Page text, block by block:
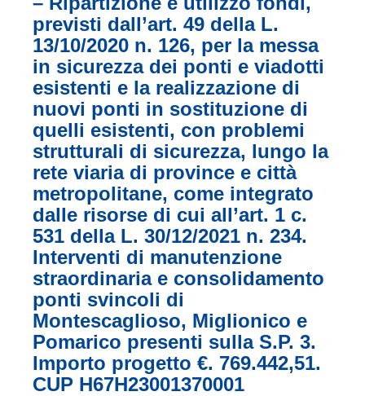
previsti dall’art. 49 della L.
13/10/2020 n. 126, per la messa
in sicurezza dei ponti e viadotti
esistenti e la realizzazione di
nuovi ponti in sostituzione di
quelli esistenti, con problemi
strutturali di sicurezza, lungo la
rete viaria di province e città
metropolitane, come integrato
dalle risorse di cui all’art. 1 c.
531 della L. 30/12/2021 n. 234.
Interventi di manutenzione
straordinaria e consolidamento
ponti svincoli di
Montescaglioso, Miglionico e
Pomarico presenti sulla S.P. 3.
Importo progetto €. 769.442,51.
CUP H67H23001370001